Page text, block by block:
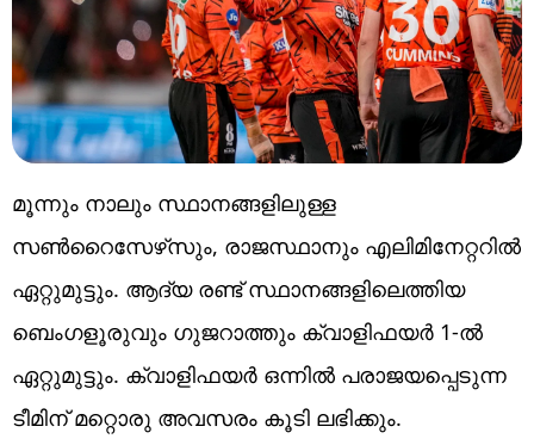
മൂന്നും നാലും സ്ഥാനങ്ങളിലുള്ള
സണ്‍റൈസേഴ്‌സും, രാജസ്ഥാനും എലിമിനേറ്ററില്‍
ഏറ്റുമുട്ടും. ആദ്യ രണ്ട് സ്ഥാനങ്ങളിലെത്തിയ
ബെംഗളൂരുവും ഗുജറാത്തും ക്വാളിഫയർ 1-ല്‍
ഏറ്റുമുട്ടും. ക്വാളിഫയര്‍ ഒന്നില്‍ പരാജയപ്പെടുന്ന
ടീമിന് മറ്റൊരു അവസരം കൂടി ലഭിക്കും.